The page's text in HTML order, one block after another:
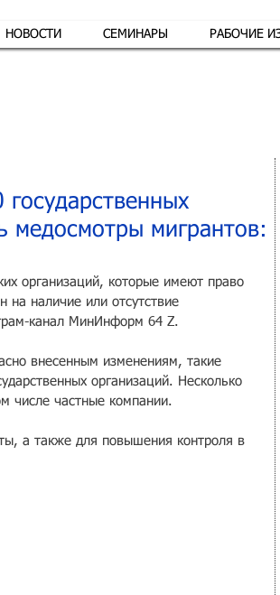
НОВОСТИ СЕМИНАРЫ РАБОЧИЕ
медосмотры мигрантов:
организаций, которые имеют право
на наличие или отсутствие
канал МинИнформ 64 Z.
внесенным изменениям, такие
организаций. Несколько
числе частные компании.
а также для повышения контроля в